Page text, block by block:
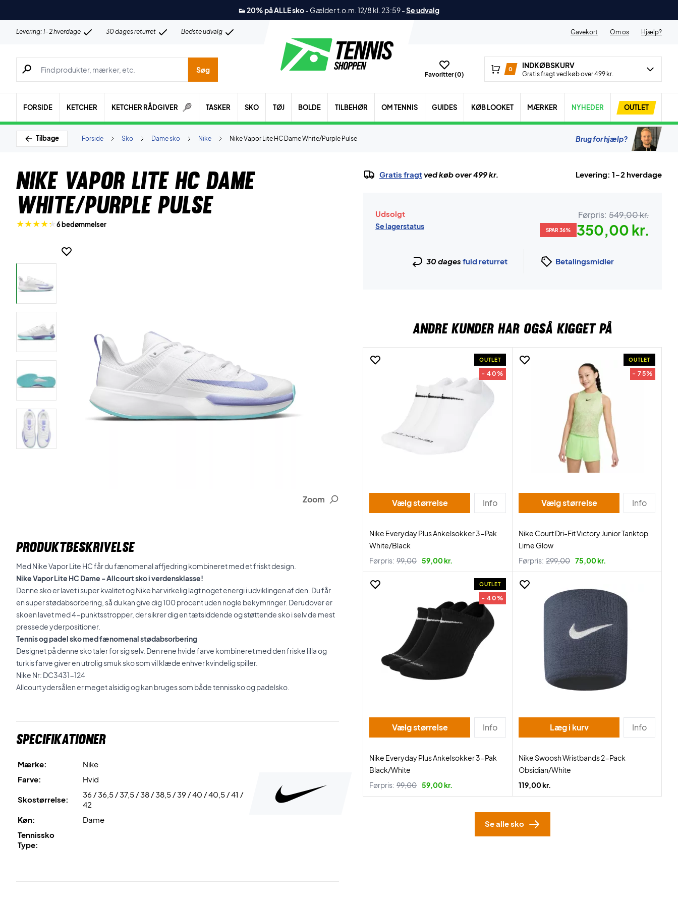
👟 20% på ALLE sko- Gælder t.o.m. 12/8 kl. 23:59-Se udvalg
Levering: 1-2 hverdage 30 dages returret Bedste udvalg Gavekort Om os Hjælp?
Søg efter produkter, mærker etc.
Søg
Favoritter (0)
0 INDKØBSKURV
Gratis fragt ved køb over 499 kr.
FORSIDE KETCHER KETCHER RÅDGIVER TASKER SKO TØJ BOLDE TILBEHØR OM TENNIS GUIDES KØB LOOKET MÆRKER NYHEDER OUTLET
Tilbage Nike Vapor Lite HC Dame White/Purple Pulse
Nike
Dame sko
Sko
Forside Brug for hjælp?
Nike Vapor Lite HC Dame
White/Purple Pulse
6 bedømmelser
Zoom
PRODUKTBESKRIVELSE
Med Nike Vapor Lite HC får du fænomenal affjedring kombineret med et friskt design.
Nike Vapor Lite HC Dame - Allcourt sko i verdensklasse!
Denne sko er lavet i super kvalitet og Nike har virkelig lagt noget energi i udviklingen af den. Du får
en super stødabsorbering, så du kan give dig 100 procent uden nogle bekymringer. Derudover er
skoen lavet med 4-punktsstropper, der sikrer dig en tætsiddende og støttende sko i selv de mest
pressede yderpositioner.
Tennis og padel sko med fænomenal stødabsorbering
Designet på denne sko taler for sig selv. Den rene hvide farve kombineret med den friske lilla og
turkis farve giver en utrolig smuk sko som vil klæde enhver kvindelig spiller.
Nike Nr: DC3431-124
Allcourt ydersålen er meget alsidig og kan bruges som både tennissko og padelsko.
Specifikationer
Mærke:
Nike
Farve:
Hvid
Skostørrelse:
36 / 36,5 / 37,5 / 38 / 38,5 / 39 / 40 / 40,5 / 41 /
42
Køn:
Dame
Tennissko
Type:
Gratis fragtved køb over 499 kr. Levering: 1-2 hverdage
Udsolgt
Se lagerstatus
Førpris: 549,00 kr.
SPAR 36% 350,00 kr.
30 dages fuld returret Betalingsmidler
ANDRE KUNDER HAR OGSÅ KIGGET PÅ
OUTLET
- 40%
Vælg størrelse Info
Nike Everyday Plus Ankelsokker 3-Pak
White/Black
Førpris: 99,00 59,00 kr.
OUTLET
- 75%
Vælg størrelse Info
Nike Court Dri-Fit Victory Junior Tanktop
Lime Glow
Førpris: 299,00 75,00 kr.
OUTLET
- 40%
Vælg størrelse Info
Nike Everyday Plus Ankelsokker 3-Pak
Black/White
Førpris: 99,00 59,00 kr.
Læg i kurv Info
Nike Swoosh Wristbands 2-Pack
Obsidian/White
119,00 kr.
Se alle sko